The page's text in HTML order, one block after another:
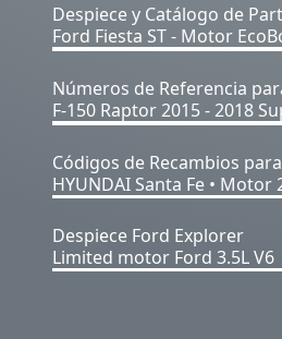
Despiece y Catálogo de
Ford Fiesta ST - Motor
Números de Referencia
F-150 Raptor 2015 - 2018
Códigos de Recambios para
HYUNDAI Santa Fe • Motor
Despiece Ford Explorer
Limited motor Ford 3.5L V6